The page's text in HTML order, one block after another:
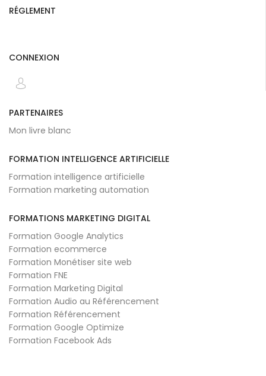
RÉGLEMENT
CONNEXION
PARTENAIRES
Mon livre blanc
FORMATION INTELLIGENCE ARTIFICIELLE
Formation intelligence artificielle
Formation marketing automation
FORMATIONS MARKETING DIGITAL
Formation Google Analytics
Formation ecommerce
Formation Monétiser site web
Formation FNE
Formation Marketing Digital
Formation Audio au Référencement
Formation Référencement
Formation Google Optimize
Formation Facebook Ads